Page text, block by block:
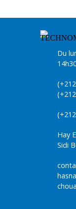
Du
Hay
Sidi